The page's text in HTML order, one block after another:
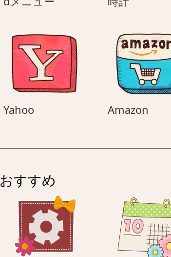
ュ
ー
Yahoo Amazon
おすすめ